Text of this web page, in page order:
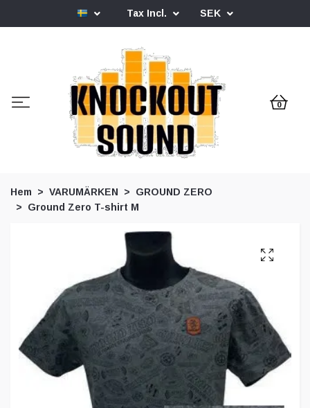
Tax Incl. SEK
0
Hem VARUMÄRKEN
GROUND ZERO
Ground Zero T-shirt M